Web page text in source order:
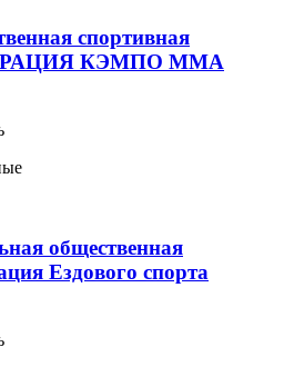
спортивная
КЭМПО ММА
общественная
Ездового спорта